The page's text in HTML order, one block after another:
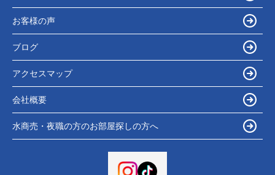
お客様の声
ブログ
アクセスマップ
会社概要
水商売・夜職の方のお部屋探しの方へ